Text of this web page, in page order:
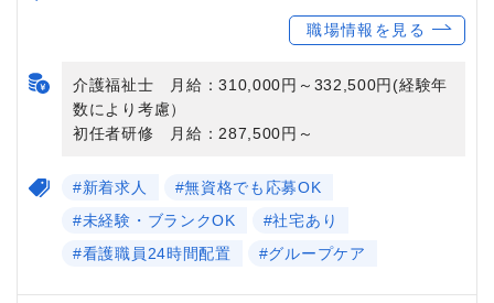
職場情報を見る
介護福祉士 月給：310,000円～332,500円(経験年
数により考慮）
初任者研修 月給：287,500円～
#新着求人
#無資格でも応募OK
#未経験・ブランクOK
#社宅あり
#看護職員24時間配置
#グループケア